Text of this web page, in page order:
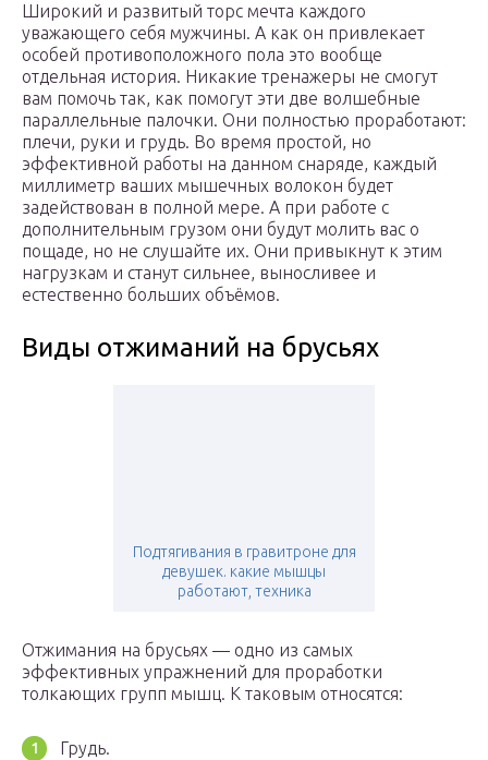
Широкий и развитый торс мечта каждого
уважающего себя мужчины. А как он привлекает
особей противоположного пола это вообще
отдельная история. Никакие тренажеры не смогут
вам помочь так, как помогут эти две волшебные
параллельные палочки. Они полностью проработают:
плечи, руки и грудь. Во время простой, но
эффективной работы на данном снаряде, каждый
миллиметр ваших мышечных волокон будет
задействован в полной мере. А при работе с
дополнительным грузом они будут молить вас о
пощаде, но не слушайте их. Они привыкнут к этим
нагрузкам и станут сильнее, выносливее и
естественно больших объёмов.
Виды отжиманий на брусьях
Подтягивания в гравитроне для
девушек. какие мышцы
работают, техника
Отжимания на брусьях — одно из самых
эффективных упражнений для проработки
толкающих групп мышц. К таковым относятся:
Грудь.